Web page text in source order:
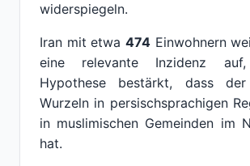
widerspiegeln.
Iran mit etwa 474 Einwohnern
eine relevante Inzidenz
Hypothese bestärkt, dass der
Wurzeln in persischsprachigen
in muslimischen Gemeinden im
hat.